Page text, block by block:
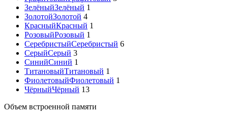
ЗелёныйЗелёный 1
ЗолотойЗолотой 4
КрасныйКрасный 1
РозовыйРозовый 1
СеребристыйСеребристый 6
СерыйСерый 3
СинийСиний 1
ТитановыйТитановый 1
ФиолетовыйФиолетовый 1
ЧёрныйЧёрный 13
Объем встроенной памяти